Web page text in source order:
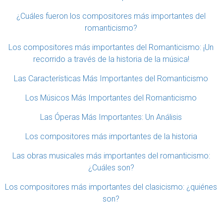
¿Cuáles fueron los compositores más importantes del
romanticismo?
Los compositores más importantes del Romanticismo: ¡Un
recorrido a través de la historia de la música!
Las Características Más Importantes del Romanticismo
Los Músicos Más Importantes del Romanticismo
Las Óperas Más Importantes: Un Análisis
Los compositores más importantes de la historia
Las obras musicales más importantes del romanticismo:
¿Cuáles son?
Los compositores más importantes del clasicismo: ¿quiénes
son?